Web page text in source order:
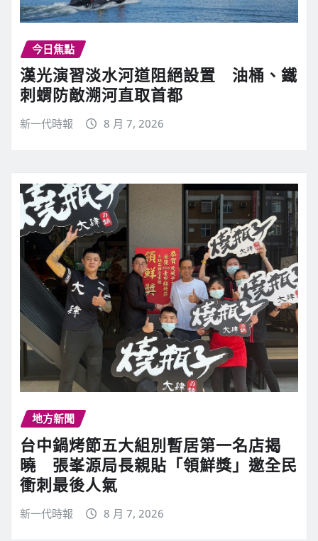
今日焦點
漢光演習淡水河道阻絕設置 油桶、鐵
刺蝟防敵溯河直取首都
新一代時報 8 月 7, 2026
地方新聞
台中鍋烤節五大組別暫居第一名店揭
曉 張峯源局長親貼「領鮮獎」邀全民
衝刺最後人氣
新一代時報 8 月 7, 2026